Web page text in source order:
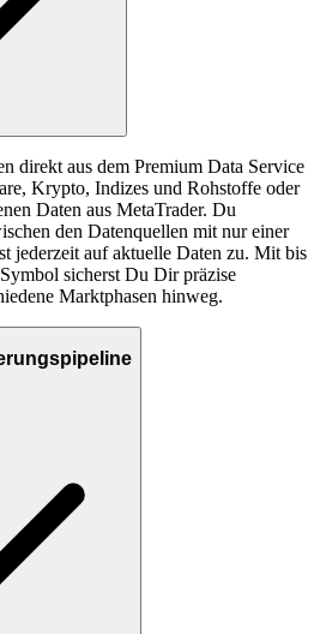
direkt aus dem Premium Data Service
Krypto, Indizes und Rohstoffe oder
Daten aus MetaTrader. Du
den Datenquellen mit nur einer
jederzeit auf aktuelle Daten zu. Mit bis
sicherst Du Dir präzise
Marktphasen hinweg.